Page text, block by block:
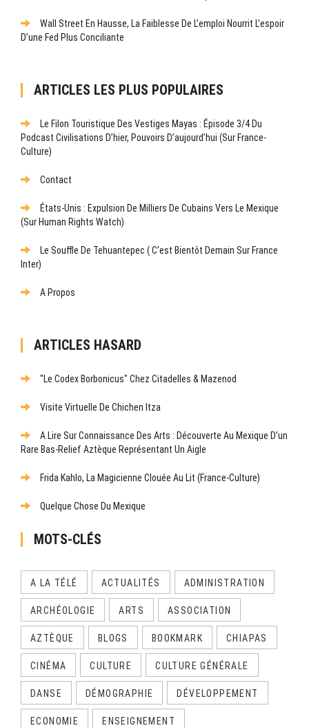
Wall Street En Hausse, La Faiblesse De L’emploi Nourrit L’espoir
D’une Fed Plus Conciliante
ARTICLES LES PLUS POPULAIRES
Le Filon Touristique Des Vestiges Mayas : Épisode 3/4 Du
Podcast Civilisations D’hier, Pouvoirs D’aujourd’hui (sur France-
Culture)
Contact
États-Unis : Expulsion De Milliers De Cubains Vers Le Mexique
(sur Human Rights Watch)
Le Souffle De Tehuantepec ( C’est Bientôt Demain Sur France
Inter)
A Propos
ARTICLES HASARD
"Le Codex Borbonicus" Chez Citadelles & Mazenod
Visite Virtuelle De Chichen Itza
A Lire Sur Connaissance Des Arts : Découverte Au Mexique D’un
Rare Bas-Relief Aztèque Représentant Un Aigle
Frida Kahlo, La Magicienne Clouée Au Lit (France-Culture)
Quelque Chose Du Mexique
MOTS-CLÉS
A LA TÉLÉ ACTUALITÉS ADMINISTRATION
ARCHÉOLOGIE ARTS ASSOCIATION
AZTÈQUE BLOGS BOOKMARK CHIAPAS
CINÉMA CULTURE CULTURE GÉNÉRALE
DANSE DÉMOGRAPHIE DÉVELOPPEMENT
ECONOMIE ENSEIGNEMENT